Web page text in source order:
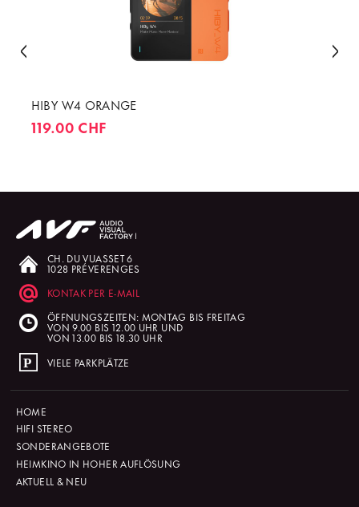
HIBY W4 ORANGE
119.00 CHF
CH. DU VUASSET 6
1028 PRÉVERENGES
KONTAK PER E-MAIL
ÖFFNUNGSZEITEN: MONTAG BIS FREITAG
VON 9.00 BIS 12.00 UHR UND
VON 13.00 BIS 18.30 UHR
VIELE PARKPLÄTZE
HOME
HIFI STEREO
SONDERANGEBOTE
HEIMKINO IN HOHER AUFLÖSUNG
AKTUELL & NEU